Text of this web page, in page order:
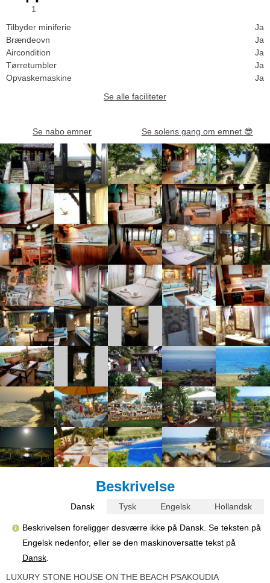
1
Tilbyder miniferie
Ja
Brændeovn
Ja
Aircondition
Ja
Tørretumbler
Ja
Opvaskemaskine
Ja
Se alle faciliteter
Se nabo emner Se solens gang om emnet 😎
Beskrivelse
Dansk Tysk Engelsk Hollandsk
Beskrivelsen foreligger desværre ikke på Dansk. Se teksten på
Engelsk nedenfor, eller se den maskinoversatte tekst på
Dansk.
LUXURY STONE HOUSE ON THE BEACH PSAKOUDIA